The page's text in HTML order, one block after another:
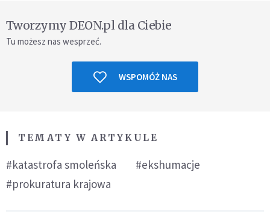
Tworzymy DEON.pl dla Ciebie
Tu możesz nas wesprzeć.
WSPOMÓŻ NAS
TEMATY W ARTYKULE
#katastrofa smoleńska
#ekshumacje
#prokuratura krajowa